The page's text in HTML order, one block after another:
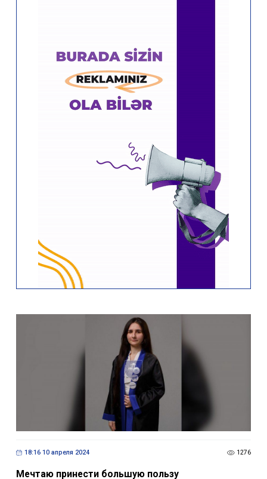
18:16 10 апреля 2024 1276
Мечтаю принести большую пользу